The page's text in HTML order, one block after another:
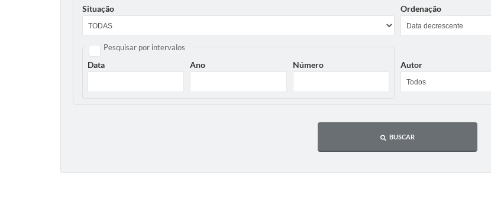
Situação Ordenação
Pesquisar por intervalos
Data Ano Número Autor
BUSCAR